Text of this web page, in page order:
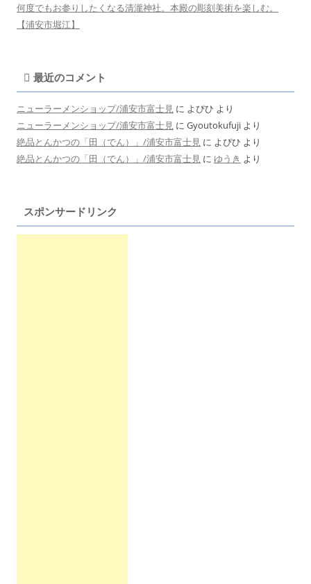
何度でもお参りしたくなる清瀧神社。本殿の彫刻美術を楽しむ。
【浦安市堀江】
最近のコメント
ニューラーメンショップ/浦安市富士見 に よぴひ より
ニューラーメンショップ/浦安市富士見 に Gyoutokufuji より
絶品とんかつの「田（でん）」/浦安市富士見 に よぴひ より
絶品とんかつの「田（でん）」/浦安市富士見 に ゆうき より
スポンサードリンク